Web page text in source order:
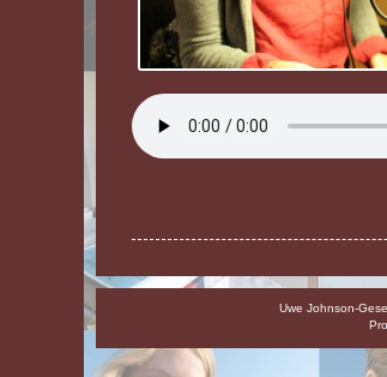
Uwe Johnson-